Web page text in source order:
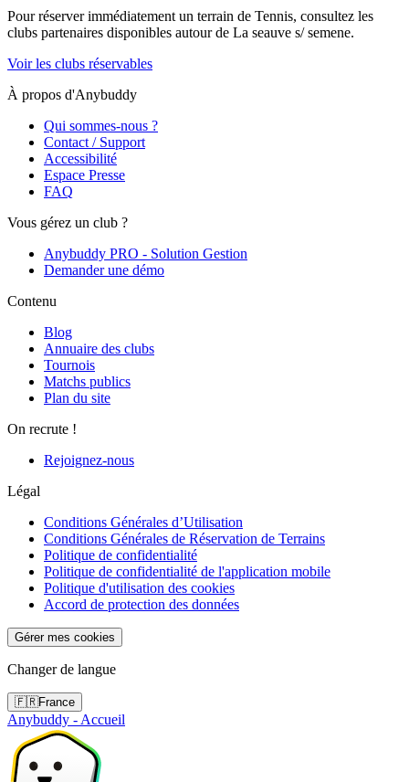
Pour réserver immédiatement un terrain de Tennis, consultez les
clubs partenaires disponibles autour de La seauve s/ semene.
Voir les clubs réservables
À propos d'Anybuddy
Qui sommes-nous ?
Contact / Support
Accessibilité
Espace Presse
FAQ
Vous gérez un club ?
Anybuddy PRO - Solution Gestion
Demander une démo
Contenu
Blog
Annuaire des clubs
Tournois
Matchs publics
Plan du site
On recrute !
Rejoignez-nous
Légal
Conditions Générales d’Utilisation
Conditions Générales de Réservation de Terrains
Politique de confidentialité
Politique de confidentialité de l'application mobile
Politique d'utilisation des cookies
Accord de protection des données
Gérer mes cookies
Changer de langue
🇫🇷France
Anybuddy - Accueil